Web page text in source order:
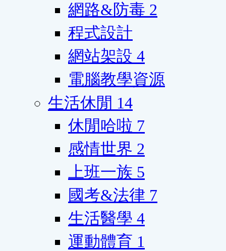
網路&防毒 2
程式設計
網站架設 4
電腦教學資源
生活休閒 14
休閒哈啦 7
感情世界 2
上班一族 5
國考&法律 7
生活醫學 4
運動體育 1